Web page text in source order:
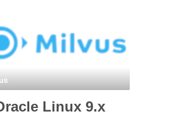
Linux 9.x